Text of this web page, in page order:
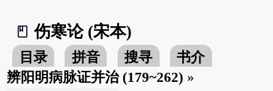
book_2
伤寒论 (宋本)
目录 拼音 搜寻
书介
辨阳明病脉证并治 (179~262) »